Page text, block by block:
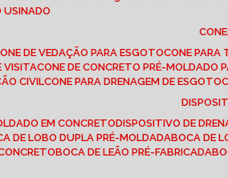
USINADO
CONE DE VEDAÇÃO PARA ESGOTO CONE
VISITA
CONE DE CONCRETO PRÉ-MOLDADO
CIVIL CONE PARA DRENAGEM DE ESGOTO
EM CONCRETO DISPOSITIVO DE
DE LOBO DUPLA PRÉ-MOLDADA BOCA DE
BOCA DE LEÃO PRÉ-FABRICADA